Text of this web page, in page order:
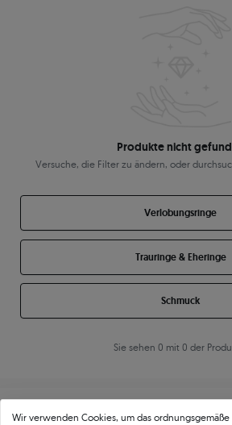
Produkte nicht
Versuche, die Filter zu ändern, oder
Verlobungsringe
Trauringe & Eheringe
Schmuck
Sie sehen 0 mit 0 der
Wir verwenden Cookies, um das